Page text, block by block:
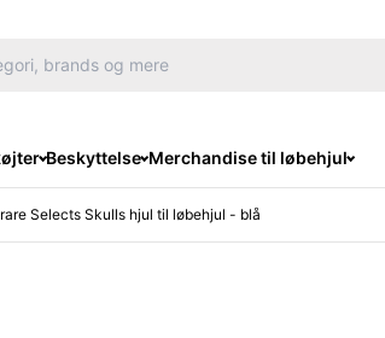
Beskyttelse Merchandise til løbehjul
Selects Skulls hjul til løbehjul - blå